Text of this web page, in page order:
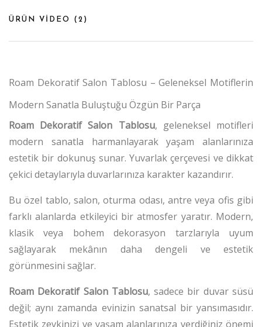
ÜRÜN VİDEO ( 2 )
Roam Dekoratif Salon Tablosu – Geleneksel Motiflerin
Modern Sanatla Buluştuğu Özgün Bir Parça
Roam Dekoratif Salon Tablosu, geleneksel motifleri
modern sanatla harmanlayarak yaşam alanlarınıza
estetik bir dokunuş sunar. Yuvarlak çerçevesi ve dikkat
çekici detaylarıyla duvarlarınıza karakter kazandırır.
Bu özel tablo, salon, oturma odası, antre veya ofis gibi
farklı alanlarda etkileyici bir atmosfer yaratır. Modern,
klasik veya bohem dekorasyon tarzlarıyla uyum
sağlayarak mekânın daha dengeli ve estetik
görünmesini sağlar.
Roam Dekoratif Salon Tablosu, sadece bir duvar süsü
değil; aynı zamanda evinizin sanatsal bir yansımasıdır.
Estetik zevkinizi ve yaşam alanlarınıza verdiğiniz önemi